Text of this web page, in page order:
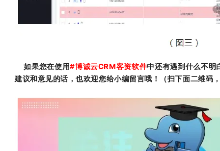
如果您在使用#博诚云CRM客资软件中还有遇到什么不明
建议和意见的话，也欢迎您给小编留言哦！（扫下面二维码